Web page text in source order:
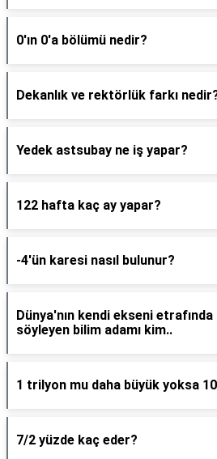
0'ın 0'a bölümü nedir?
Dekanlık ve rektörlük farkı
Yedek astsubay ne iş yapar?
122 hafta kaç ay yapar?
-4'ün karesi nasıl bulunur?
Dünya'nın kendi ekseni
söyleyen bilim adamı kim..
1 trilyon mu daha büyük yoksa
7/2 yüzde kaç eder?